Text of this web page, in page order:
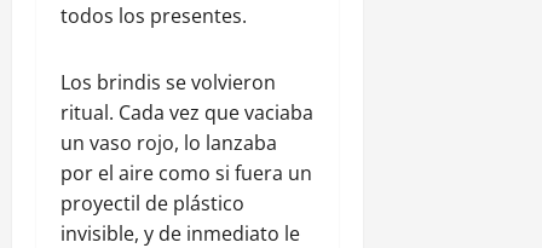
todos los presentes.
Los brindis se volvieron
ritual. Cada vez que vaciaba
un vaso rojo, lo lanzaba
por el aire como si fuera un
proyectil de plástico
invisible, y de inmediato le